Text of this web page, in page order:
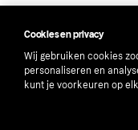
Cookies en privacy
Wij gebruiken cookies
personaliseren en
kunt je voorkeuren op